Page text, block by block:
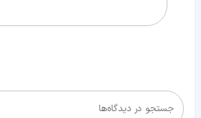
جستجو در دیدگاه‌ها